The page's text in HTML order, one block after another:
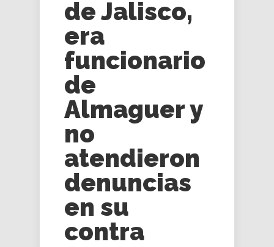
de Jalisco,
era
funcionario
de
Almaguer y
no
atendieron
denuncias
en su
contra